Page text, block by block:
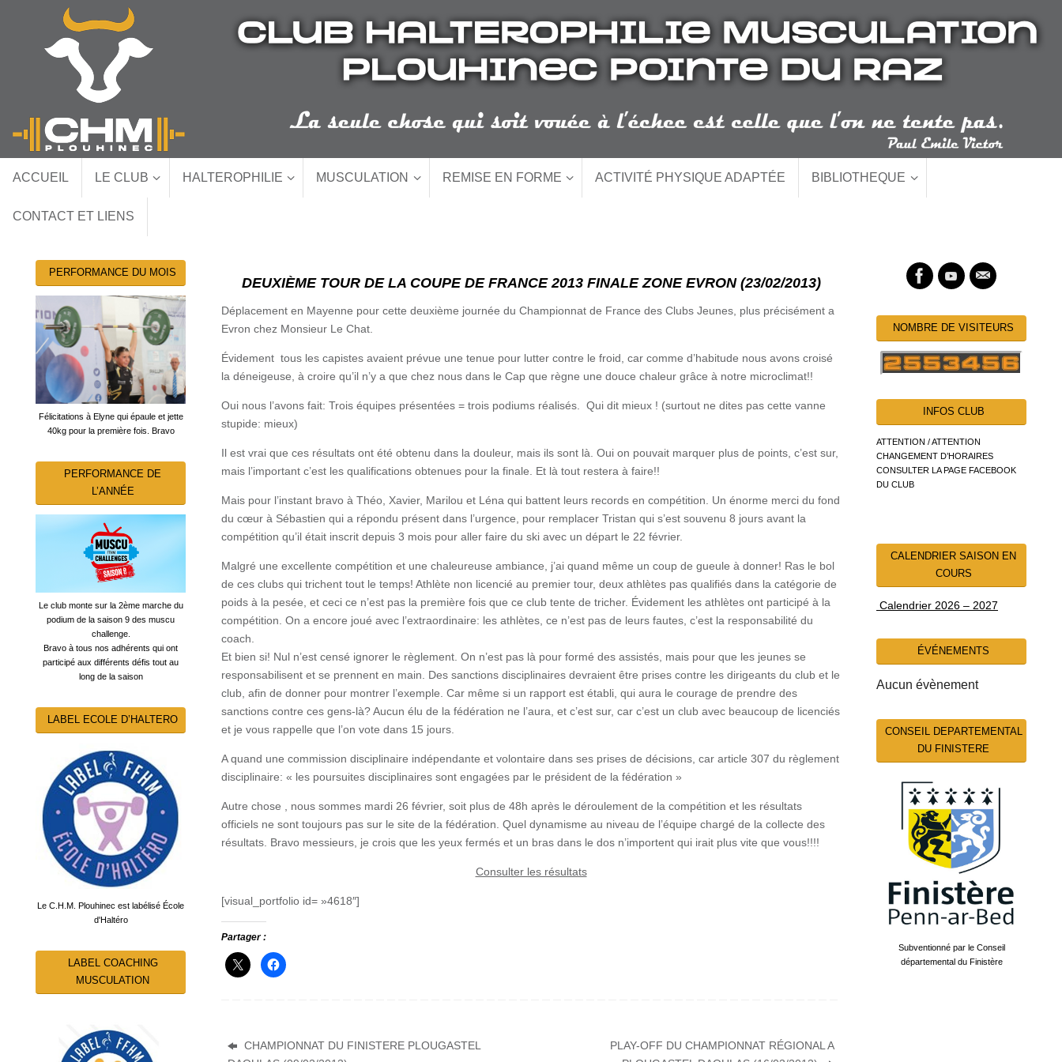
ACCUEIL LE CLUB HALTEROPHILIE MUSCULATION REMISE EN FORME ACTIVITÉ PHYSIQUE ADAPTÉE BIBLIOTHEQUE
CONTACT ET LIENS
DEUXIÈME TOUR DE LA COUPE DE FRANCE 2013 FINALE ZONE EVRON (23/02/2013)
Déplacement en Mayenne pour cette deuxième journée du Championnat de France des Clubs Jeunes, plus précisément a
Evron chez Monsieur Le Chat.
Évidement tous les capistes avaient prévue une tenue pour lutter contre le froid, car comme d’habitude nous avons croisé
la déneigeuse, à croire qu’il n’y a que chez nous dans le Cap que règne une douce chaleur grâce à notre microclimat!!
Oui nous l’avons fait: Trois équipes présentées = trois podiums réalisés. Qui dit mieux ! (surtout ne dites pas cette vanne
stupide: mieux)
Il est vrai que ces résultats ont été obtenu dans la douleur, mais ils sont là. Oui on pouvait marquer plus de points, c’est sur,
mais l’important c’est les qualifications obtenues pour la finale. Et là tout restera à faire!!
Mais pour l’instant bravo à Théo, Xavier, Marilou et Léna qui battent leurs records en compétition. Un énorme merci du fond
du cœur à Sébastien qui a répondu présent dans l’urgence, pour remplacer Tristan qui s’est souvenu 8 jours avant la
compétition qu’il était inscrit depuis 3 mois pour aller faire du ski avec un départ le 22 février.
Malgré une excellente compétition et une chaleureuse ambiance, j’ai quand même un coup de gueule à donner! Ras le bol
de ces clubs qui trichent tout le temps! Athlète non licencié au premier tour, deux athlètes pas qualifiés dans la catégorie de
poids à la pesée, et ceci ce n’est pas la première fois que ce club tente de tricher. Évidement les athlètes ont participé à la
compétition. On a encore joué avec l’extraordinaire: les athlètes, ce n’est pas de leurs fautes, c’est la responsabilité du
coach.
Et bien si! Nul n’est censé ignorer le règlement. On n’est pas là pour formé des assistés, mais pour que les jeunes se
responsabilisent et se prennent en main. Des sanctions disciplinaires devraient être prises contre les dirigeants du club et le
club, afin de donner pour montrer l’exemple. Car même si un rapport est établi, qui aura le courage de prendre des
sanctions contre ces gens-là? Aucun élu de la fédération ne l’aura, et c’est sur, car c’est un club avec beaucoup de licenciés
et je vous rappelle que l’on vote dans 15 jours.
A quand une commission disciplinaire indépendante et volontaire dans ses prises de décisions, car article 307 du règlement
disciplinaire: « les poursuites disciplinaires sont engagées par le président de la fédération »
Autre chose , nous sommes mardi 26 février, soit plus de 48h après le déroulement de la compétition et les résultats
officiels ne sont toujours pas sur le site de la fédération. Quel dynamisme au niveau de l’équipe chargé de la collecte des
résultats. Bravo messieurs, je crois que les yeux fermés et un bras dans le dos n’importent qui irait plus vite que vous!!!!
Consulter les résultats
[visual_portfolio id= »4618″]
Partager :
CHAMPIONNAT DU FINISTERE PLOUGASTEL
PLAY-OFF DU CHAMPIONNAT RÉGIONAL A
PERFORMANCE DU MOIS
Félicitations à Elyne qui épaule et jette
40kg pour la première fois. Bravo
PERFORMANCE DE
L’ANNÉE
Le club monte sur la 2ème marche du
podium de la saison 9 des muscu
challenge.
Bravo à tous nos adhérents qui ont
participé aux différents défis tout au
long de la saison
LABEL ECOLE D’HALTERO
Le C.H.M. Plouhinec est labélisé École
d'Haltéro
LABEL COACHING
MUSCULATION
NOMBRE DE VISITEURS
INFOS CLUB
ATTENTION / ATTENTION
CHANGEMENT D’HORAIRES
CONSULTER LA PAGE FACEBOOK
DU CLUB
CALENDRIER SAISON EN
COURS
Calendrier 2026 – 2027
ÉVÉNEMENTS
Aucun évènement
CONSEIL DEPARTEMENTAL
DU FINISTERE
Subventionné par le Conseil
départemental du Finistère